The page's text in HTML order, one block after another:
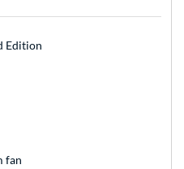
Edition
fan